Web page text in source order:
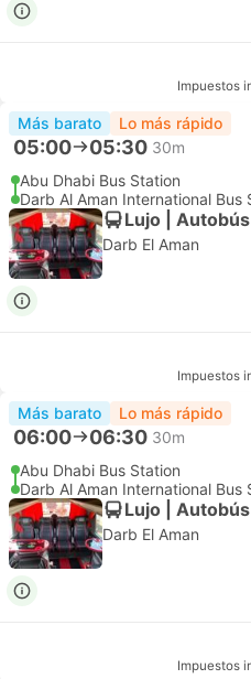
Impuestos
Más barato Lo más rápido
05:00 05:30 30m
Abu Dhabi Bus Station
Darb Al Aman International Bus
Lujo | Autobús
Darb El Aman
Impuestos
Más barato Lo más rápido
06:00 06:30 30m
Abu Dhabi Bus Station
Darb Al Aman International Bus
Lujo | Autobús
Darb El Aman
Impuestos